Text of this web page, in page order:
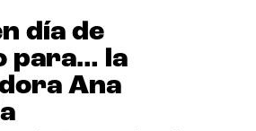
día de
para… la
Ana